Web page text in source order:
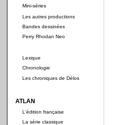
Mini-séries
Les autres productions
Bandes dessinées
Perry Rhodan Neo
Lexique
Chronologie
Les chroniques de Délos
ATLAN
L'édition française
La série classique